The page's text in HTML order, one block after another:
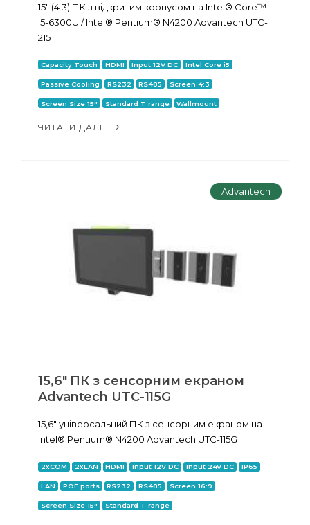
15" (4:3) ПК з відкритим корпусом на Intel® Core™
i5-6300U / Intel® Pentium® N4200 Advantech UTC-
215
Capacity Touch HDMI Input 12V DC Intel Core i5
Passive Cooling RS232 RS485 Screen 4:3
Screen Size 15" Standard T range Wallmount
ЧИТАТИ ДАЛІ...
Advantech
15,6" ПК з сенсорним екраном
Advantech UTC-115G
15,6" універсальний ПК з сенсорним екраном на
Intel® Pentium® N4200 Advantech UTC-115G
2xCOM 2xLAN HDMI Input 12V DC Input 24V DC IP65
LAN POE ports RS232 RS485 Screen 16:9
Screen Size 15" Standard T range